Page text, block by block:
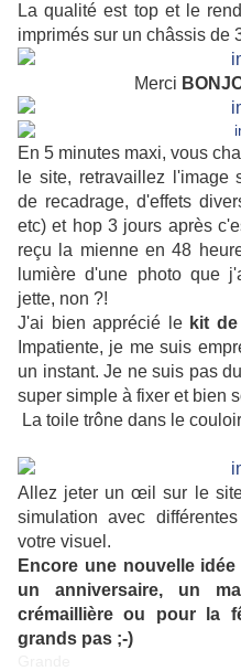
La qualité est top et le
imprimés sur un châssis de
Merci
En 5 minutes maxi, vous
le site, retravaillez l'image
de recadrage, d'effets
etc) et hop 3 jours après
reçu la mienne en 48
lumière d'une photo que
jette, non ?!
J'ai bien apprécié le kit
Impatiente, je me suis
un instant. Je ne suis pas
super simple à fixer et bien
La toile trône dans le
Allez jeter un œil sur le
simulation avec
votre visuel.
Encore une nouvelle
un anniversaire, un
crémaillière ou pour la
grands pas ;-)